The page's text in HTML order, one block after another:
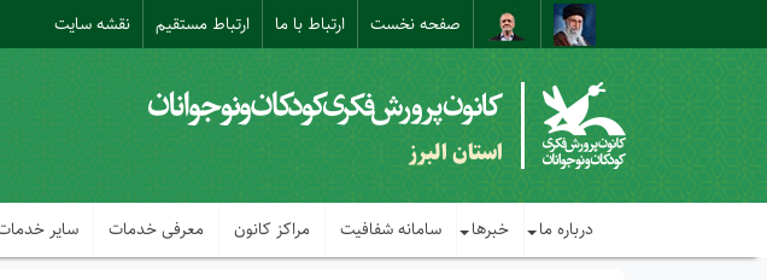
صفحه نخست ارتباط با ما ارتباط مستقیم نقشه سایت
استان البرز
درباره ما خبرها سامانه شفافیت مراکز کانون معرفی خدمات سایر